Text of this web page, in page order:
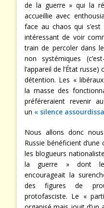
de la guerre » qui la
accueillie avec
face au chaos qui
intéressant de voir
train de percoler dans
non systémiques
l’appareil de l’État
détention. Les «
la masse des
préféreraient revenir
un « silence
Nous allons donc
Russie bénéficient d’une
les blogueurs
la guerre » dont le
encourageait la
des figures de
protofasciste. Le «